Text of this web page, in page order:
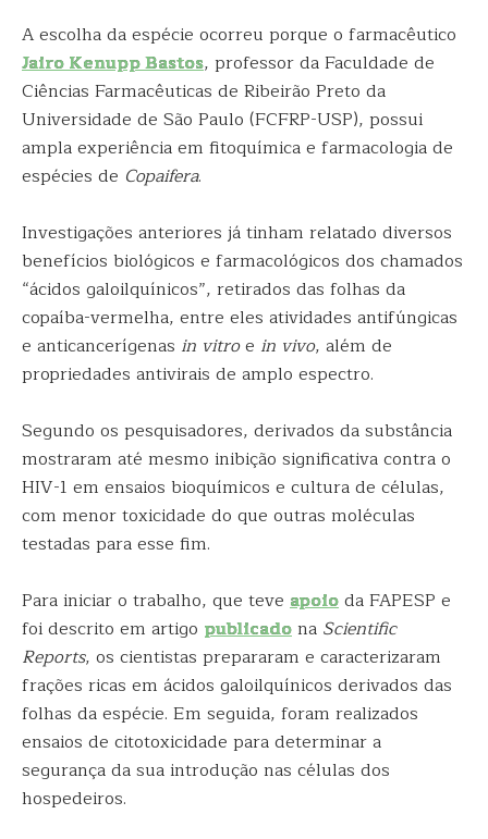
A escolha da espécie ocorreu porque o farmacêutico
Jairo Kenupp Bastos, professor da Faculdade de
Ciências Farmacêuticas de Ribeirão Preto da
Universidade de São Paulo (FCFRP-USP), possui
ampla experiência em fitoquímica e farmacologia de
espécies de Copaifera.
Investigações anteriores já tinham relatado diversos
benefícios biológicos e farmacológicos dos chamados
“ácidos galoilquínicos”, retirados das folhas da
copaíba-vermelha, entre eles atividades antifúngicas
e anticancerígenas in vitroe in vivo, além de
propriedades antivirais de amplo espectro.
Segundo os pesquisadores, derivados da substância
mostraram até mesmo inibição significativa contra o
HIV-1 em ensaios bioquímicos e cultura de células,
com menor toxicidade do que outras moléculas
testadas para esse fim.
Para iniciar o trabalho, que teve apoioda FAPESP e
foi descrito em artigo publicadona Scientific
Reports, os cientistas prepararam e caracterizaram
frações ricas em ácidos galoilquínicos derivados das
folhas da espécie. Em seguida, foram realizados
ensaios de citotoxicidade para determinar a
segurança da sua introdução nas células dos
hospedeiros.